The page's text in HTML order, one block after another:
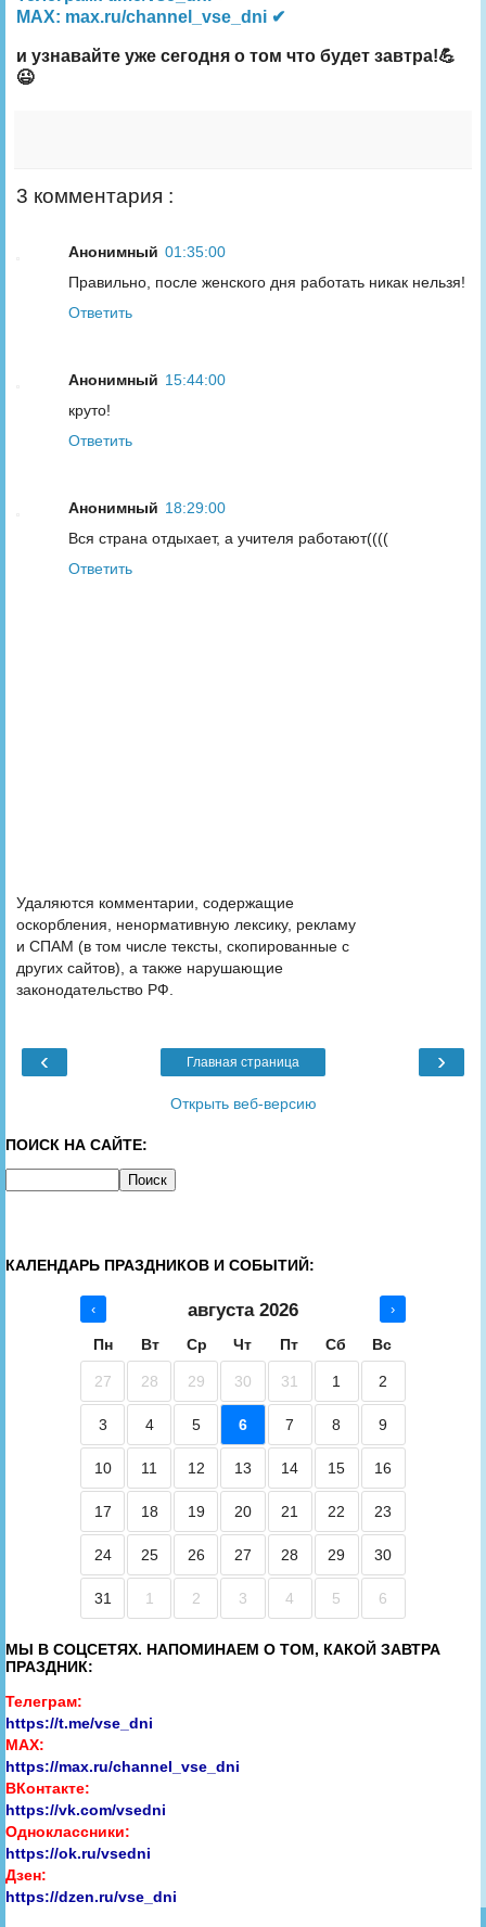
MAX: max.ru/channel_vse_dni ✔
и узнавайте уже сегодня о том что будет завтра!💪
😉
3 комментария :
Анонимный 01:35:00
Правильно, после женского дня работать никак нельзя!
Ответить
Анонимный 15:44:00
круто!
Ответить
Анонимный 18:29:00
Вся страна отдыхает, а учителя работают((((
Ответить
Удаляются комментарии, содержащие
оскорбления, ненормативную лексику, рекламу
и СПАМ (в том числе тексты, скопированные с
других сайтов), а также нарушающие
законодательство РФ.
‹ ›
Главная страница
Открыть веб-версию
ПОИСК НА САЙТЕ:
КАЛЕНДАРЬ ПРАЗДНИКОВ И СОБЫТИЙ:
‹ августа 2026 ›
Пн Вт Ср Чт Пт Сб Вс
27 28 29 30 31 1 2
3 4 5 6 7 8 9
10 11 12 13 14 15 16
17 18 19 20 21 22 23
24 25 26 27 28 29 30
31 1 2 3 4 5 6
МЫ В СОЦСЕТЯХ. НАПОМИНАЕМ О ТОМ, КАКОЙ ЗАВТРА
ПРАЗДНИК:
Телеграм:
https://t.me/vse_dni
MAX:
https://max.ru/channel_vse_dni
ВКонтакте:
https://vk.com/vsedni
Одноклассники:
https://ok.ru/vsedni
Дзен:
https://dzen.ru/vse_dni